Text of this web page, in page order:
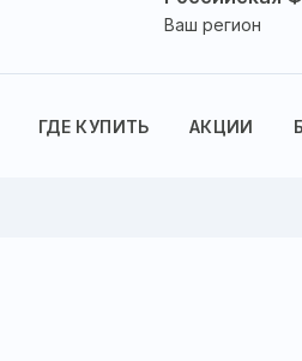
Ваш регион
ГДЕ КУПИТЬ АКЦИИ